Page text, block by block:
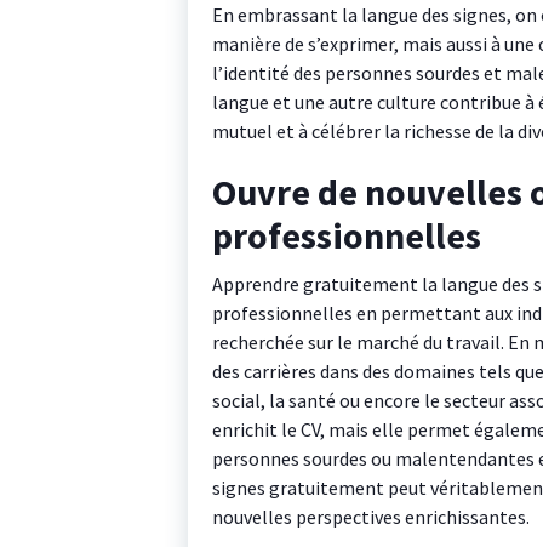
En embrassant la langue des signes,
manière de s’exprimer, mais aussi à
l’identité des personnes sourdes et
langue et une autre culture contribue
mutuel et à célébrer la richesse de la
Ouvre de nouvelles
professionnelles
Apprendre gratuitement la langue des
professionnelles en permettant aux
recherchée sur le marché du travail.
des carrières dans des domaines tels
social, la santé ou encore le secteur
enrichit le CV, mais elle permet
personnes sourdes ou
signes gratuitement peut
nouvelles perspectives enrichissantes.